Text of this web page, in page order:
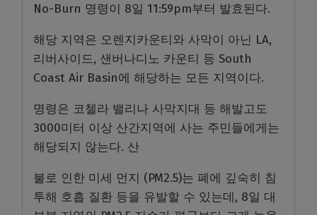
No-Burn 명령이 8일 11:59pm부터 발효된다.
해당 지역은 오렌지카운티와 사막이 아닌 LA,
리버사이드, 샌버나디노 카운티 등 South
Coast Air Basin에 해당하는 모든 지역이다.
명령은 코첼라 밸리나 사막지대 등 해발고도
3000미터 이상 산간지역에 사는 주민들에게는
해당되지 않는다. 산
불로 인한 미세 먼지 (PM2.5)는 폐에 깊숙히 침
투해 호흡 질환 등을 유발할 수 있는데, 8일 대